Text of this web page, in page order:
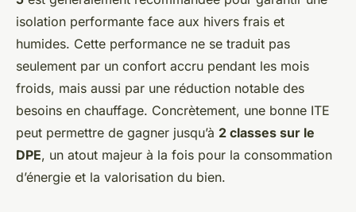
isolation performante face aux hivers frais et
humides. Cette performance ne se traduit pas
seulement par un confort accru pendant les mois
froids, mais aussi par une réduction notable des
besoins en chauffage. Concrètement, une bonne ITE
peut permettre de gagner jusqu’à 2 classes sur le
DPE, un atout majeur à la fois pour la consommation
d’énergie et la valorisation du bien.